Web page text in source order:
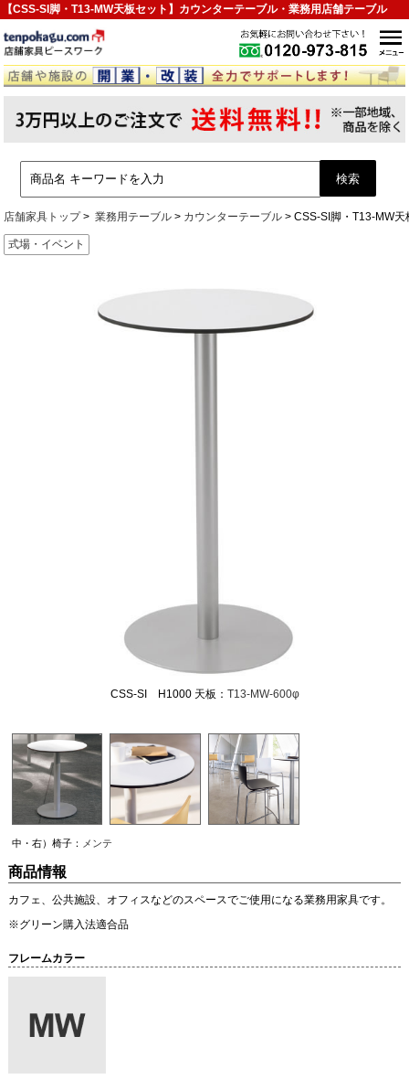
【CSS-SI脚・T13-MW天板セット】カウンターテーブル・業務用店舗テーブル
店舗家具トップ 業務用テーブル カウンターテーブル CSS-SI脚・T13-MW天
式場・イベント
CSS-SI H1000 天板： T13-MW-600φ
中・右）椅子： メンテ
商品情報
カフェ、公共施設、オフィスなどのスペースでご使用になる業務用家具です。
※グリーン購入法適合品
フレームカラー